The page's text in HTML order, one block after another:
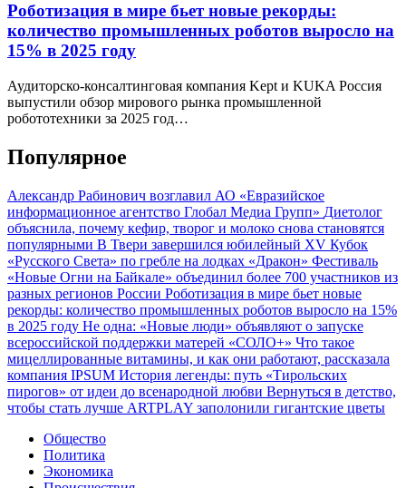
Роботизация в мире бьет новые рекорды:
количество промышленных роботов выросло на
15% в 2025 году
Аудиторско-консалтинговая компания Kept и KUKA Россия
выпустили обзор мирового рынка промышленной
робототехники за 2025 год…
Популярное
Александр Рабинович возглавил АО «Евразийское
информационное агентство Глобал Медиа Групп» Диетолог
объяснила, почему кефир, творог и молоко снова становятся
популярными В Твери завершился юбилейный XV Кубок
«Русского Света» по гребле на лодках «Дракон» Фестиваль
«Новые Огни на Байкале» объединил более 700 участников из
разных регионов России Роботизация в мире бьет новые
рекорды: количество промышленных роботов выросло на 15%
в 2025 году Не одна: «Новые люди» объявляют о запуске
всероссийской поддержки матерей «СОЛО+» Что такое
мицеллированные витамины, и как они работают, рассказала
компания IPSUM История легенды: путь «Тирольских
пирогов» от идеи до всенародной любви Вернуться в детство,
чтобы стать лучше ARTPLAY заполонили гигантские цветы
Общество
Политика
Экономика